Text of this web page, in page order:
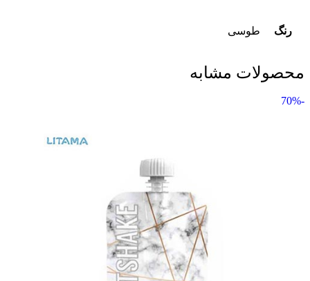
رنگ طوسی
محصولات مشابه
-70%